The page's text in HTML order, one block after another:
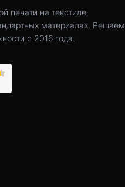
печати на текстиле,
материалах. Решаем
с 2016 года.